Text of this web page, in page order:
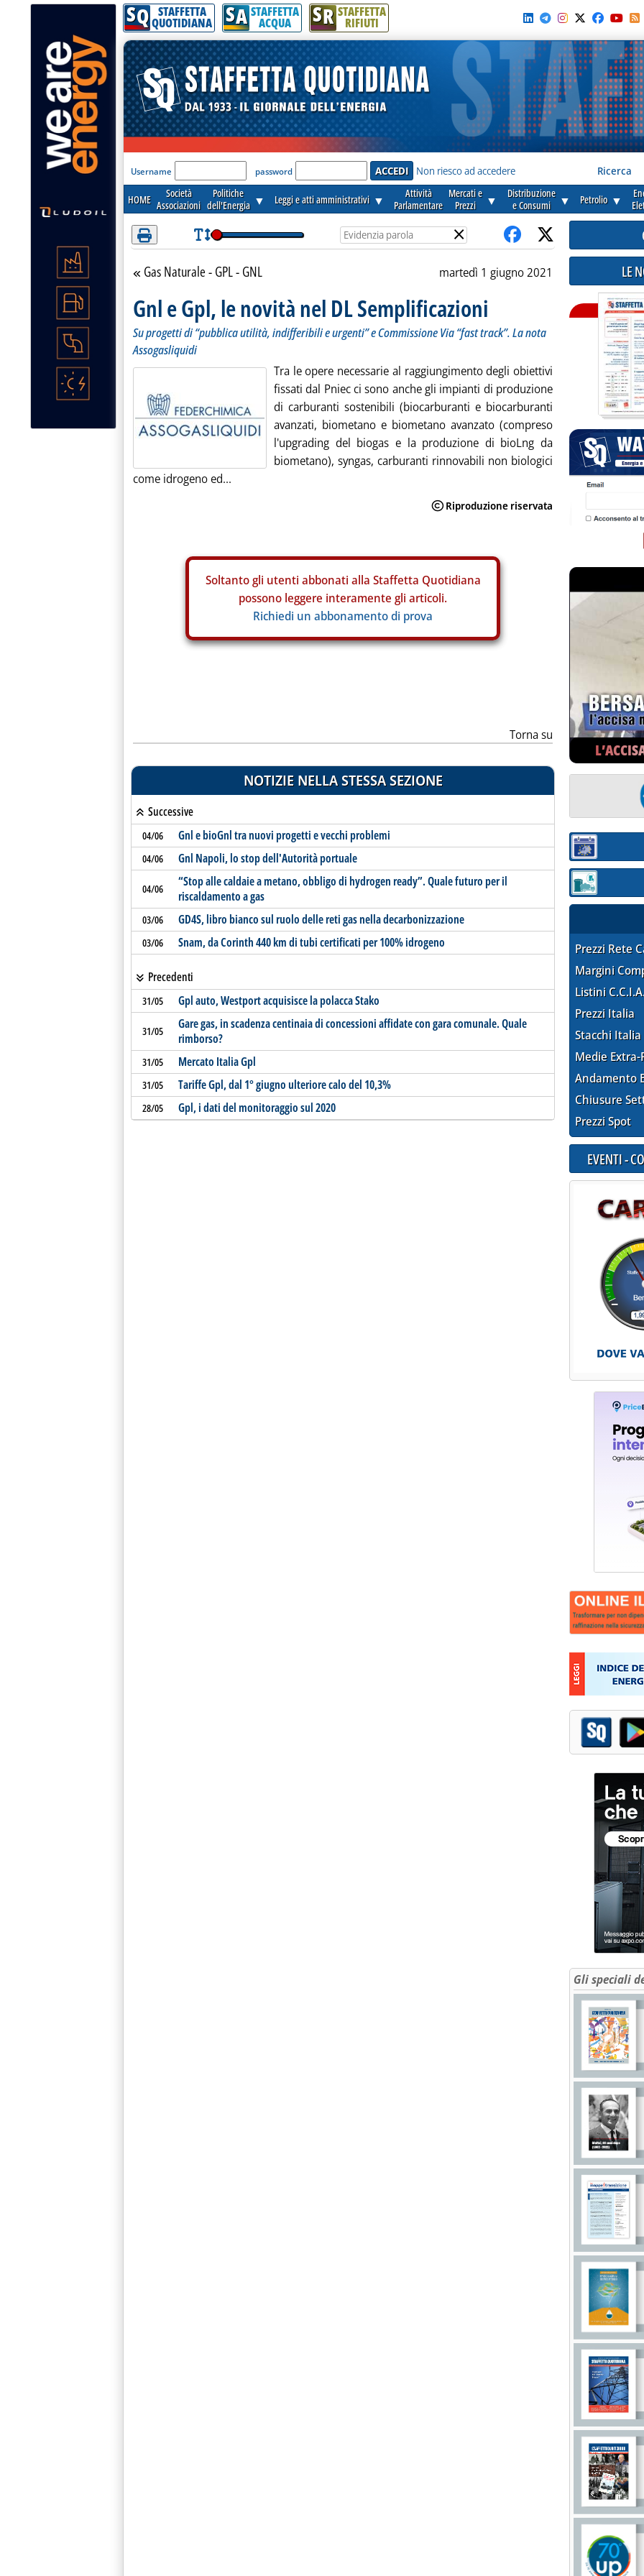
Attenzione! Esegui l'accesso per lèggere interamente la notizia.
SQ STAFFETTA
QUOTIDIANA SA STAFFETTA
ACQUA SR STAFFETTA
RIFIUTI
'Modulo Login per accedere'
Username password Non riesco ad accedere Ricerca
HOME
Società
Associazioni
Politiche
dell'Energia ▼ Leggi e atti amministrativi ▼
Attività
Parlamentare
Mercati e
Prezzi
▼
Distribuzione
e Consumi
▼ Petrolio ▼
×
Torna alla sezione
Gas Naturale - GPL - GNL martedì 1 giugno 2021
Gnl e Gpl, le novità nel DL Semplificazioni
Su progetti di “pubblica utilità, indifferibili e urgenti” e Commissione Via “fast track”. La nota
Assogasliquidi
Tra le opere necessarie al raggiungimento degli obiettivi
fissati dal Pniec ci sono anche gli impianti di produzione
di carburanti sostenibili (biocarburanti e biocarburanti
avanzati, biometano e biometano avanzato (compreso
l'upgrading del biogas e la produzione di bioLng da
biometano), syngas, carburanti rinnovabili non biologici
come idrogeno ed...
Soltanto gli utenti abbonati alla Staffetta Quotidiana
possono leggere interamente gli articoli.
Richiedi un abbonamento di prova
Torna su
NOTIZIE NELLA STESSA SEZIONE
Successive
04/06 Gnl e bioGnl tra nuovi progetti e vecchi problemi
04/06 Gnl Napoli, lo stop dell'Autorità portuale
04/06
“Stop alle caldaie a metano, obbligo di hydrogen ready”. Quale futuro per il
riscaldamento a gas
03/06 GD4S, libro bianco sul ruolo delle reti gas nella decarbonizzazione
03/06 Snam, da Corinth 440 km di tubi certificati per 100% idrogeno
Precedenti
31/05 Gpl auto, Westport acquisisce la polacca Stako
31/05
Gare gas, in scadenza centinaia di concessioni affidate con gara comunale. Quale
rimborso?
31/05 Mercato Italia Gpl
31/05 Tariffe Gpl, dal 1° giugno ulteriore calo del 10,3%
28/05 Gpl, i dati del monitoraggio sul 2020
LE
Sezione:
Sezione:
Prezzi Rete
Margini
Listini
Prezzi Italia
Stacchi Italia
Medie Extra-
Andamento
Chiusure
Prezzi Spot
EVENTI -
Gli speciali